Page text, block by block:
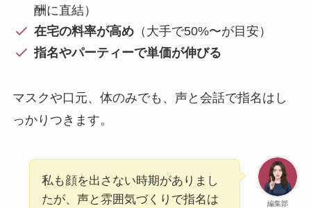
酬に直結）
在宅の料率が高め （大手で50%〜が目安）
指名やパーティーで単価が伸びる
マスクや口元、体のみでも、声と会話で指名はし
っかりつきます。
編集部
私も顔を出さない時期がありまし
たが、声と雰囲気づくりで指名は